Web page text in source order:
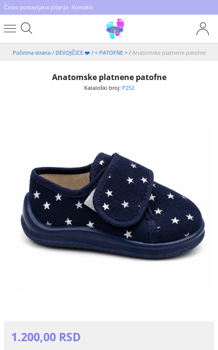
Često postavljana pitanja Kontakti
Početna strana / DEVOJČICE ❤️ / < PATOFNE > / Anatomske platnene patofne
Anatomske platnene patofne
Kataloški broj: P252
1.200,00 RSD